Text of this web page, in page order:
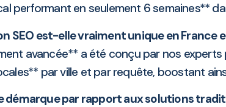
performant en seulement 6 semaines**
SEO est-elle vraiment unique en France
avancée** a été conçu par nos
par ville et par requête, boostant
démarque par rapport aux solutions